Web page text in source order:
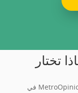
في MetroOpinion، صوتك مهم. كل استبيان تكمله يساعد